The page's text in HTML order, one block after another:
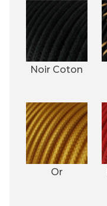
Noir Coton
Or